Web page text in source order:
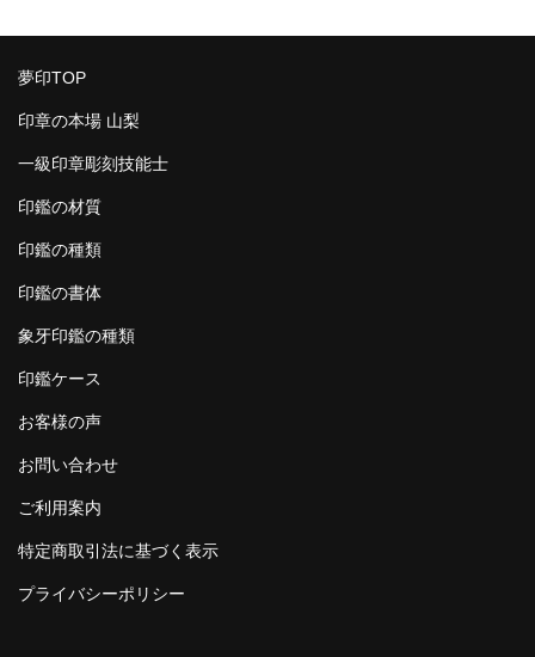
夢印TOP
印章の本場 山梨
一級印章彫刻技能士
印鑑の材質
印鑑の種類
印鑑の書体
象牙印鑑の種類
印鑑ケース
お客様の声
お問い合わせ
ご利用案内
特定商取引法に基づく表示
プライバシーポリシー